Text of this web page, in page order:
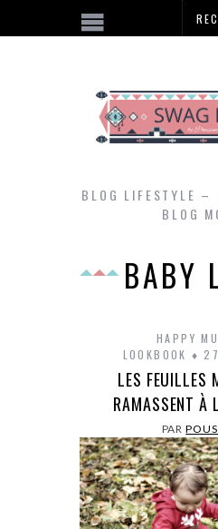
BLOG LIFESTYLE –
BLOG
BABY
HAPPY
LOOKBOOK
LES FEUILLES
RAMASSENT À
PAR